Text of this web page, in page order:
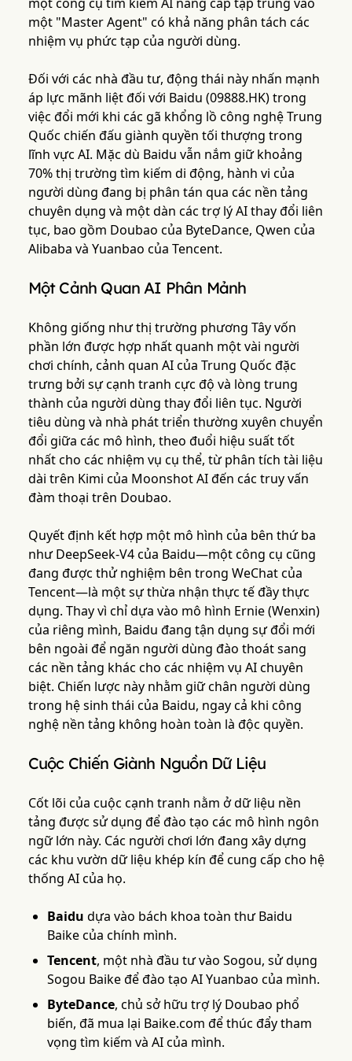
một "Master Agent" có khả năng phân tách các
nhiệm vụ phức tạp của người dùng.
Đối với các nhà đầu tư, động thái này nhấn mạnh
áp lực mãnh liệt đối với Baidu (09888.HK) trong
việc đổi mới khi các gã khổng lồ công nghệ Trung
Quốc chiến đấu giành quyền tối thượng trong
lĩnh vực AI. Mặc dù Baidu vẫn nắm giữ khoảng
70% thị trường tìm kiếm di động, hành vi của
người dùng đang bị phân tán qua các nền tảng
chuyên dụng và một dàn các trợ lý AI thay đổi liên
tục, bao gồm Doubao của ByteDance, Qwen của
Alibaba và Yuanbao của Tencent.
Một Cảnh Quan AI Phân Mảnh
Không giống như thị trường phương Tây vốn
phần lớn được hợp nhất quanh một vài người
chơi chính, cảnh quan AI của Trung Quốc đặc
trưng bởi sự cạnh tranh cực độ và lòng trung
thành của người dùng thay đổi liên tục. Người
tiêu dùng và nhà phát triển thường xuyên chuyển
đổi giữa các mô hình, theo đuổi hiệu suất tốt
nhất cho các nhiệm vụ cụ thể, từ phân tích tài liệu
dài trên Kimi của Moonshot AI đến các truy vấn
đàm thoại trên Doubao.
Quyết định kết hợp một mô hình của bên thứ ba
như DeepSeek-V4 của Baidu—một công cụ cũng
đang được thử nghiệm bên trong WeChat của
Tencent—là một sự thừa nhận thực tế đầy thực
dụng. Thay vì chỉ dựa vào mô hình Ernie (Wenxin)
của riêng mình, Baidu đang tận dụng sự đổi mới
bên ngoài để ngăn người dùng đào thoát sang
các nền tảng khác cho các nhiệm vụ AI chuyên
biệt. Chiến lược này nhằm giữ chân người dùng
trong hệ sinh thái của Baidu, ngay cả khi công
nghệ nền tảng không hoàn toàn là độc quyền.
Cuộc Chiến Giành Nguồn Dữ Liệu
Cốt lõi của cuộc cạnh tranh nằm ở dữ liệu nền
tảng được sử dụng để đào tạo các mô hình ngôn
ngữ lớn này. Các người chơi lớn đang xây dựng
các khu vườn dữ liệu khép kín để cung cấp cho hệ
thống AI của họ.
Baidu dựa vào bách khoa toàn thư Baidu
Baike của chính mình.
Tencent, một nhà đầu tư vào Sogou, sử dụng
Sogou Baike để đào tạo AI Yuanbao của mình.
ByteDance, chủ sở hữu trợ lý Doubao phổ
biến, đã mua lại Baike.com để thúc đẩy tham
vọng tìm kiếm và AI của mình.